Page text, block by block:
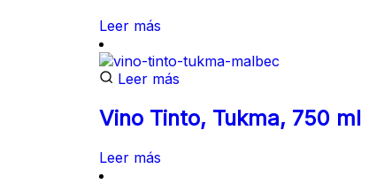
Leer más
Leer más
Vino Tinto, Tukma, 750 ml
Leer más